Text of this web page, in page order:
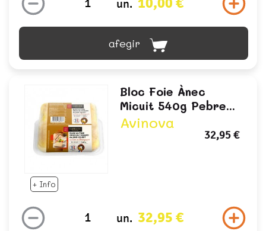
un.
afegir
+ Info
Bloc Foie Ànec
Micuit 540g Pebre...
Avinova
32,95 €
un. 32,95 €